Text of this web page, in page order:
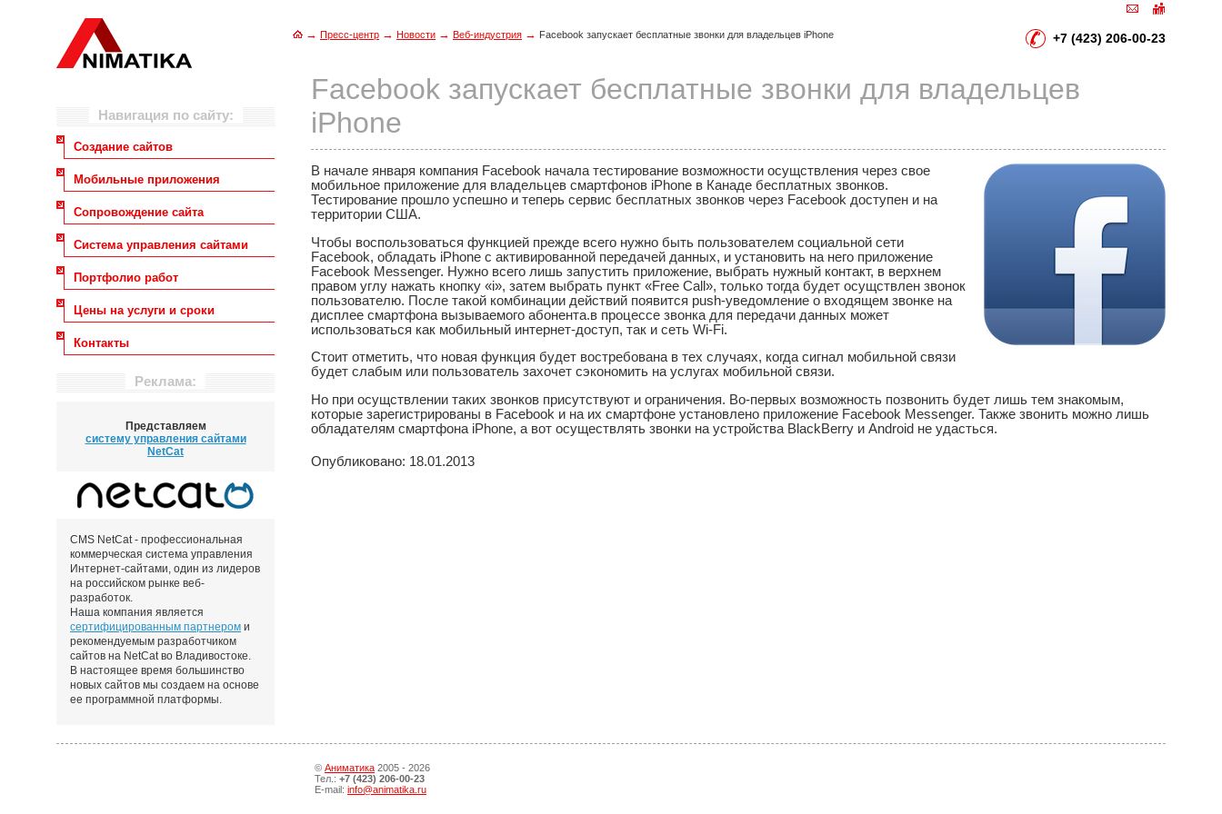
+7 (423) 206-00-23
→ Пресс-центр → Новости → Веб-индустрия → Facebook запускает бесплатные звонки для владельцев iPhone
Facebook запускает бесплатные звонки для владельцев
iPhone
В начале января компания Facebook начала тестирование возможности осущствления через свое
мобильное приложение для владельцев смартфонов iPhone в Канаде бесплатных звонков.
Тестирование прошло успешно и теперь сервис бесплатных звонков через Facebook доступен и на
территории США.
Чтобы воспользоваться функцией прежде всего нужно быть пользователем социальной сети
Facebook, обладать iPhone с активированной передачей данных, и установить на него приложение
Facebook Messenger. Нужно всего лишь запустить приложение, выбрать нужный контакт, в верхнем
правом углу нажать кнопку «i», затем выбрать пункт «Free Call», только тогда будет осущствлен звонок
пользователю. После такой комбинации действий появится push-уведомление о входящем звонке на
дисплее смартфона вызываемого абонента.в процессе звонка для передачи данных может
использоваться как мобильный интернет-доступ, так и сеть Wi-Fi.
Стоит отметить, что новая функция будет востребована в тех случаях, когда сигнал мобильной связи
будет слабым или пользователь захочет сэкономить на услугах мобильной связи.
Но при осущствлении таких звонков присутствуют и ограничения. Во-первых возможность позвонить будет лишь тем знакомым,
которые зарегистрированы в Facebook и на их смартфоне установлено приложение Facebook Messenger. Также звонить можно лишь
обладателям смартфона iPhone, а вот осуществлять звонки на устройства BlackBerry и Android не удасться.
Опубликовано: 18.01.2013
Навигация по сайту:
Создание сайтов
Мобильные приложения
Сопровождение сайта
Система управления сайтами
Портфолио работ
Цены на услуги и сроки
Контакты
Реклама:
Представляем
систему управления сайтами
NetCat
CMS NetCat - профессиональная
коммерческая система управления
Интернет-сайтами, один из лидеров
на российском рынке веб-
разработок.
Наша компания является
сертифицированным партнером и
рекомендуемым разработчиком
сайтов на NetCat во Владивостоке.
В настоящее время большинство
новых сайтов мы создаем на основе
ее программной платформы.
© Аниматика 2005 - 2026
Тел.: +7 (423) 206-00-23
E-mail: info@animatika.ru